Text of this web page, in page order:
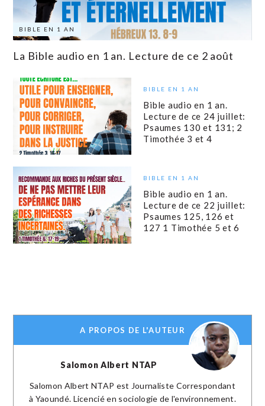
BIBLE EN 1 AN
La Bible audio en 1 an. Lecture de ce 2 août
BIBLE EN 1 AN
Bible audio en 1 an.
Lecture de ce 24 juillet:
Psaumes 130 et 131; 2
Timothée 3 et 4
BIBLE EN 1 AN
Bible audio en 1 an.
Lecture de ce 22 juillet:
Psaumes 125, 126 et
127 1 Timothée 5 et 6
A PROPOS DE L'AUTEUR
Salomon Albert NTAP
Salomon Albert NTAP est Journaliste Correspondant
à Yaoundé. Licencié en sociologie de l'environnement.